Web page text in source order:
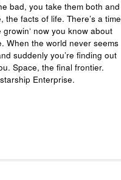
bad, you take them both and
facts of life. There’s a time
now you know about
When the world never seems
suddenly you’re finding out
Space, the final frontier.
Enterprise.